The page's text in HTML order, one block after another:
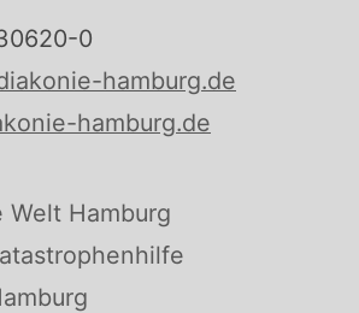
0
hamburg.de
hamburg.de
Welt Hamburg